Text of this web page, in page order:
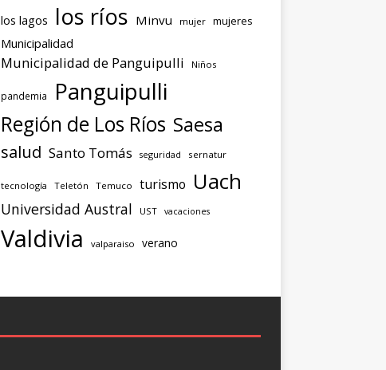
los lagos los ríos Minvu mujer mujeres
Municipalidad
Municipalidad de Panguipulli Niños
pandemia Panguipulli
Región de Los Ríos Saesa
salud Santo Tomás seguridad sernatur
tecnología Teletón Temuco turismo Uach
Universidad Austral UST vacaciones
Valdivia valparaiso verano